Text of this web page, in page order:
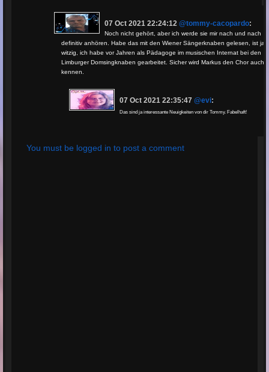
07 Oct 2021 22:24:12@tommy-cacopardo:
Noch nicht gehört, aber ich werde sie mir nach und nach
definitiv anhören. Habe das mit den Wiener Sängerknaben gelesen, ist ja
witzig, ich habe vor Jahren als Pädagoge im musischen Internat bei den
Limburger Domsingknaben gearbeitet. Sicher wird Markus den Chor auch
kennen.
07 Oct 2021 22:35:47@evi:
Das sind ja interessante Neuigkeiten von dir Tommy. Fabelhaft!
You must be logged in to post a comment